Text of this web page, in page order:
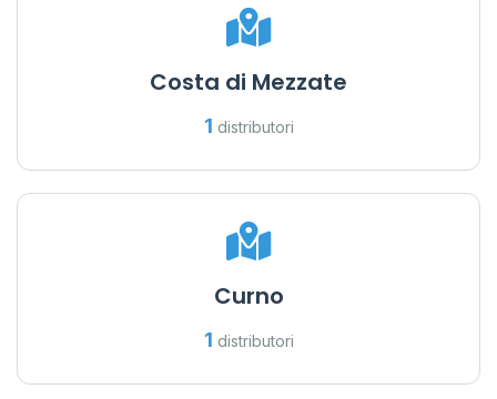
Costa di Mezzate
1 distributori
Curno
1 distributori